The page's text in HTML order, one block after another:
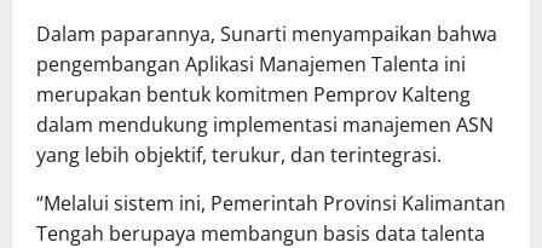
Dalam paparannya, Sunarti menyampaikan bahwa
pengembangan Aplikasi Manajemen Talenta ini
merupakan bentuk komitmen Pemprov Kalteng
dalam mendukung implementasi manajemen ASN
yang lebih objektif, terukur, dan terintegrasi.
“Melalui sistem ini, Pemerintah Provinsi Kalimantan
Tengah berupaya membangun basis data talenta